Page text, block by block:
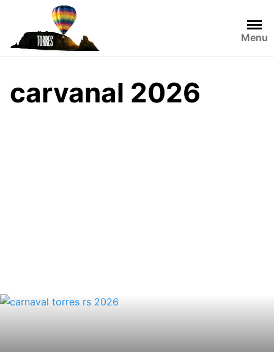
content
Menu
carvanal 2026